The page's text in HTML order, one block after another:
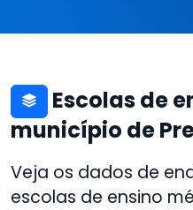
Escolas de
município de
Veja os dados de
escolas de ensino